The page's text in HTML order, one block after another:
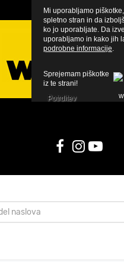
naslova
Mi uporabljamo
spletno stran in da
ko jo uporabljate. Da
uporabljamo in kako jih
podrobne informacije.
Sprejemam piškotke
iz te strani!
Potrditev